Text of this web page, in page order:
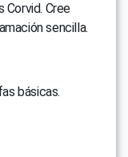
Corvid. Cree
sencilla.
básicas.